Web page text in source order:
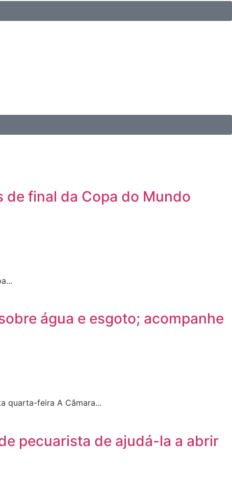
de final da Copa do Mundo
água e esgoto; acompanhe
quarta-feira A Câmara...
pecuarista de ajudá-la a abrir